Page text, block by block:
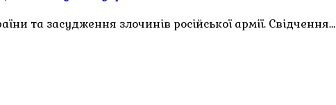
та засудження злочинів російської армії. Свідчення…